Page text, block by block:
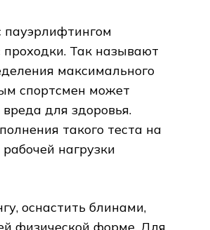
пауэрлифтингом
проходки. Так называют
максимального
спортсмен может
вреда для здоровья.
такого теста на
нагрузки
оснастить блинами,